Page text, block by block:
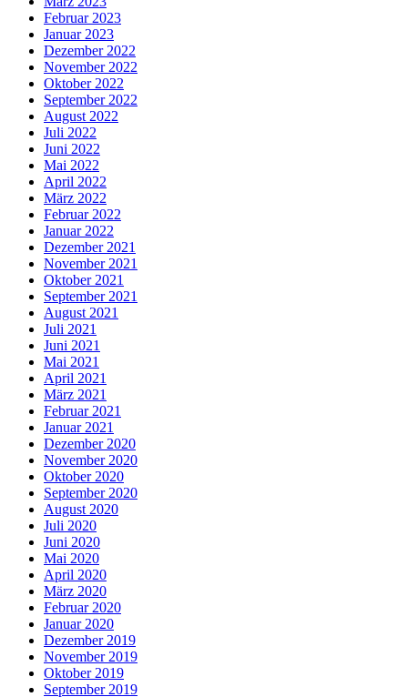
Februar 2023
Januar 2023
Dezember 2022
November 2022
Oktober 2022
September 2022
August 2022
Juli 2022
Juni 2022
Mai 2022
April 2022
März 2022
Februar 2022
Januar 2022
Dezember 2021
November 2021
Oktober 2021
September 2021
August 2021
Juli 2021
Juni 2021
Mai 2021
April 2021
März 2021
Februar 2021
Januar 2021
Dezember 2020
November 2020
Oktober 2020
September 2020
August 2020
Juli 2020
Juni 2020
Mai 2020
April 2020
März 2020
Februar 2020
Januar 2020
Dezember 2019
November 2019
Oktober 2019
September 2019